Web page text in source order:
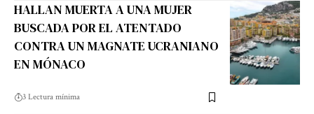
HALLAN MUERTA A UNA MUJER
BUSCADA POR EL ATENTADO
CONTRA UN MAGNATE UCRANIANO
EN MÓNACO
3 Lectura mínima